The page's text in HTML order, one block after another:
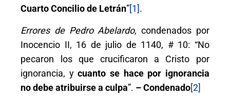
Cuarto Concilio de Letrán”[1].
Errores de Pedro Abelardo, condenados por
Inocencio II, 16 de julio de 1140, # 10: “No
pecaron los que crucificaron a Cristo por
ignorancia, ycuanto se hace por ignorancia
no debe atribuirse a culpa”. – Condenado[2]